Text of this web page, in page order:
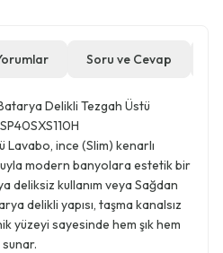
Soru ve Cevap
Delikli Tezgah Üstü
Lavabo, ince (Slim) kenarlı
modern banyolara estetik bir
deliksiz kullanım veya Sağdan
delikli yapısı, taşma kanalsız
yüzeyi sayesinde hem şık hem